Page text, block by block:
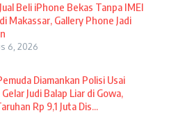
Beli iPhone Bekas Tanpa IMEI
Makassar, Gallery Phone Jadi
6, 2026
Diamankan Polisi Usai
Judi Balap Liar di Gowa,
Rp 9,1 Juta Dis...